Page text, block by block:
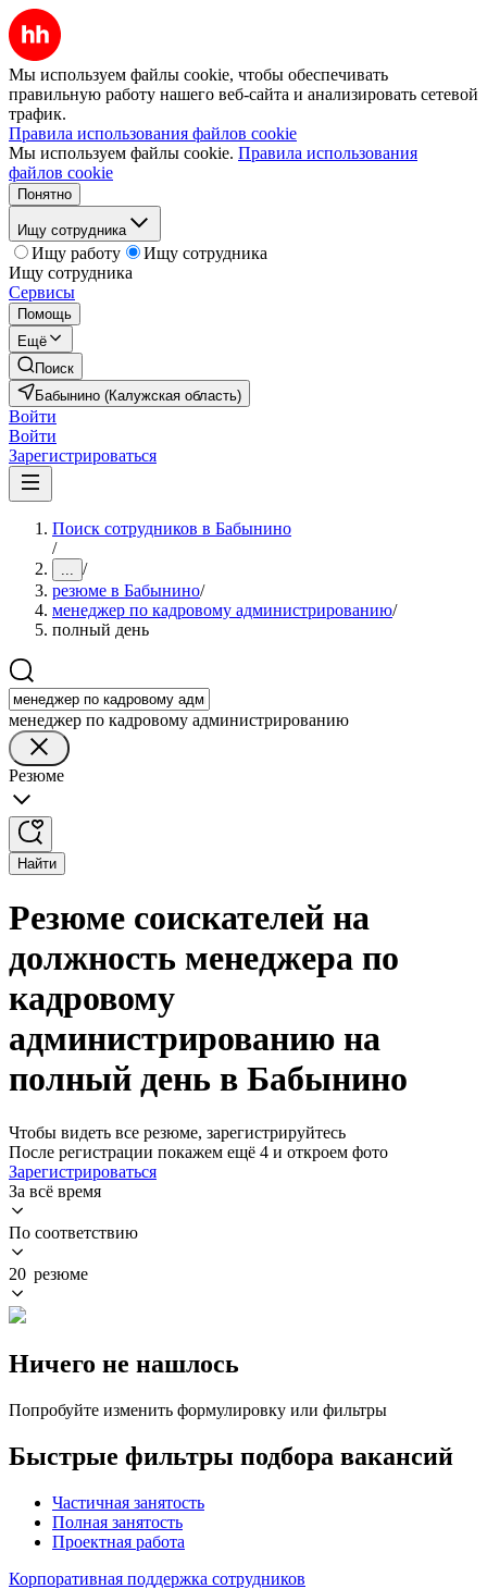
Мы используем файлы cookie, чтобы обеспечивать
правильную работу нашего веб-сайта и анализировать сетевой
трафик.
Правила использования файлов cookie
Мы используем файлы cookie. Правила использования
файлов cookie
Понятно
Ищу сотрудника
Ищу работу
Ищу сотрудника
Ищу сотрудника
Сервисы
Помощь
Ещё
Поиск
Бабынино (Калужская область)
Войти
Войти
Зарегистрироваться
Поиск сотрудников в Бабынино
/
... /
резюме в Бабынино/
менеджер по кадровому администрированию/
полный день
менеджер по кадровому администрированию
Резюме
Найти
Резюме соискателей на
должность менеджера по
кадровому
администрированию на
полный день в Бабынино
Чтобы видеть все резюме, зарегистрируйтесь
После регистрации покажем ещё 4 и откроем фото
Зарегистрироваться
За всё время
По соответствию
20 резюме
Ничего не нашлось
Попробуйте изменить формулировку или фильтры
Быстрые фильтры подбора вакансий
Частичная занятость
Полная занятость
Проектная работа
Корпоративная поддержка сотрудников